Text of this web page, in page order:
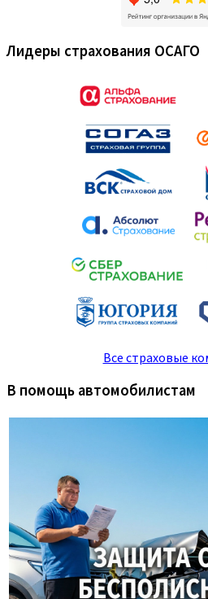
Лидеры страхования ОСАГО
Все страховые
В помощь автомобилистам